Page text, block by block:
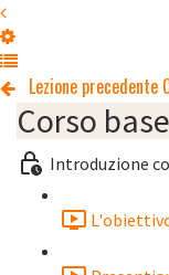
Lezione precedente
Corso
Introduzione